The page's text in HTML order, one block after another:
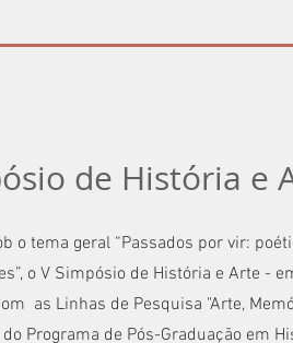
de História e
o tema geral “Passados por vir:
o V Simpósio de História e Arte -
as Linhas de Pesquisa "Arte,
Programa de Pós-Graduação em